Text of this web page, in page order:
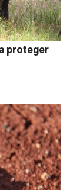
proteger